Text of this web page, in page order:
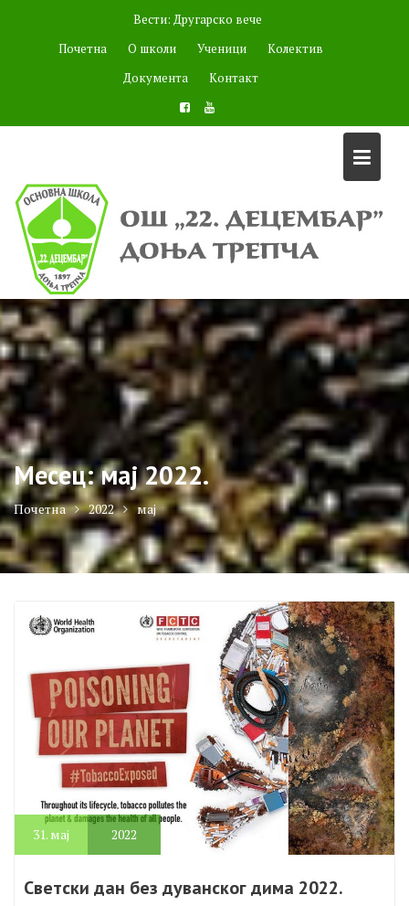
Вести: Другарско вече
Почетна
О школи Ученици
Колектив
Документа
Контакт
Месец:мај 2022.
Почетна 2022 мај
31. мај 2022
Светски дан без дуванског дима 2022.